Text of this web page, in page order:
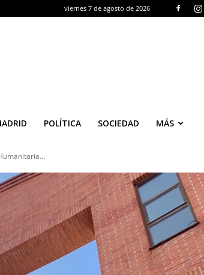
viernes 7 de agosto de 2026
POLÍTICA SOCIEDAD MÁS